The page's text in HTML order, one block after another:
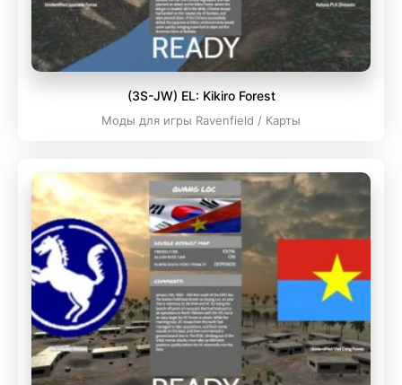
(3S-JW) EL: Kikiro Forest
Моды для игры Ravenfield / Карты